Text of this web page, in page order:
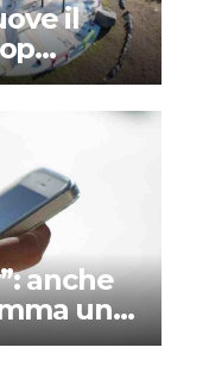
il
Epstein
anche
un